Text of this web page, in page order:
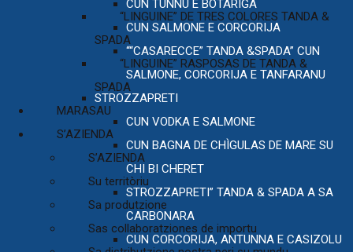
“LINGUINE” DE TRES COLORES TANDA &
SPADA
“LINGUINE” RASPOSAS DE TANDA &
SPADA
MARASAU
S’AZIENDA
S’AZIENDA
Su territòriu
Sa produtzione
Sas collaboratziones de importu
CUN TUNNU E BOTARIGA
CUN SALMONE E CORCORIJA
““CASARECCE” TANDA &SPADA” CUN
SALMONE, CORCORIJA E TANFARANU
STROZZAPRETI
CUN VODKA E SALMONE
CUN BAGNA DE CHÌGULAS DE MARE SU
CHI BI CHERET
STROZZAPRETI” TANDA & SPADA A SA
CARBONARA
CUN CORCORIJA, ANTUNNA E CASIZOLU